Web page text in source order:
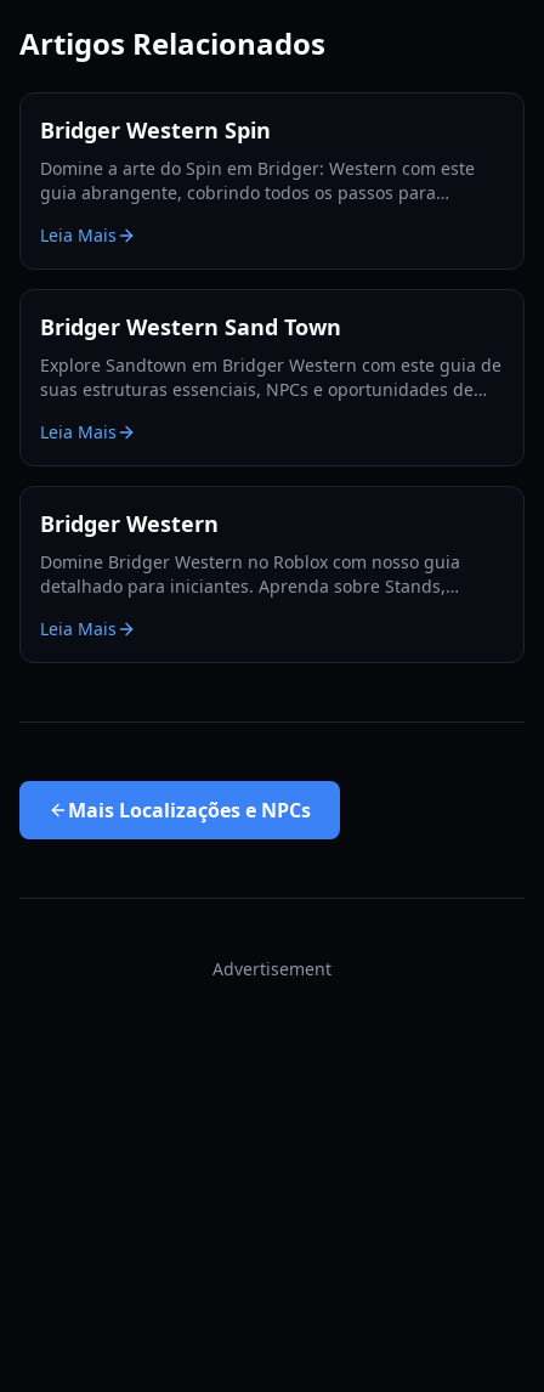
Artigos Relacionados
Bridger Western Spin
Domine a arte do Spin em Bridger: Western com este
guia abrangente, cobrindo todos os passos para
Leia Mais
Bridger Western Sand Town
Explore Sandtown em Bridger Western com este guia de
suas estruturas essenciais, NPCs e oportunidades de
Leia Mais
Bridger Western
Domine Bridger Western no Roblox com nosso guia
detalhado para iniciantes. Aprenda sobre Stands,
progressão para 2026.
Leia Mais
Mais Localizações e NPCs
Advertisement